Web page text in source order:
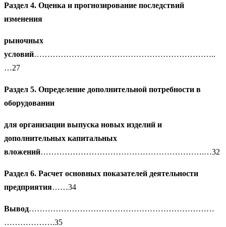
Раздел 4. Оценка и прогнозирование последствий
изменения
рыночных
условий…………………………………………………………..
…27
Раздел 5. Определение дополнительной потребности в
оборудовании
для организации выпуска новых изделий и
дополнительных капитальных
вложений…………………………………………………….…32
Раздел 6. Расчет основных показателей деятельности
предприятия……34
Вывод……………………………………………………………
……………….35